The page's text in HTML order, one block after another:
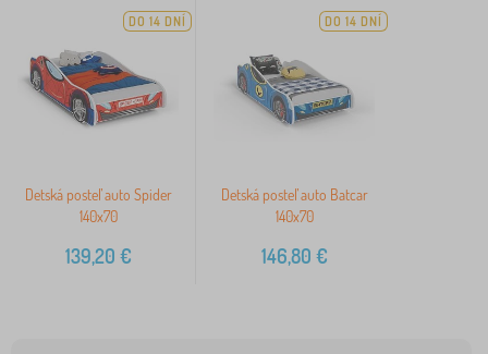
DO 14 DNÍ
Detská posteľ auto Spider
140x70
139,20 €
DO 14 DNÍ
Detská posteľ auto Batcar
140x70
146,80 €